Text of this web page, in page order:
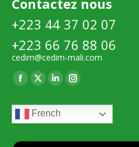
+223 44 37 02 07
+223 66 76 88 06
cedim@cedim-mali.com
Trouvez nous sur :
La
Facebook
La
X
La
LinkedIn
La
Instagram
French